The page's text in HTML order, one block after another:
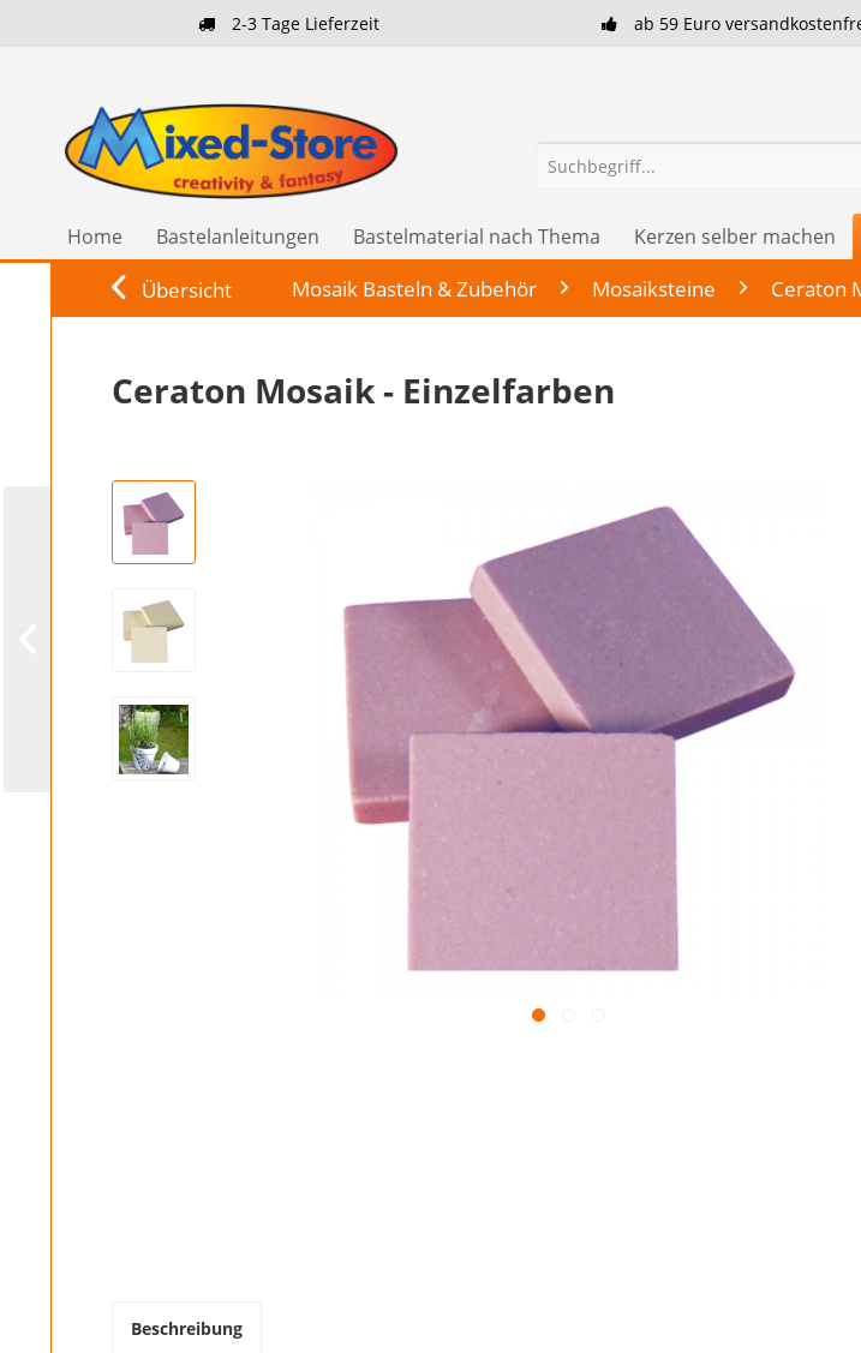
2-3 Tage Lieferzeit ab 59 Euro
Home Bastelanleitungen Bastelmaterial nach Thema Kerzen selber machen
Übersicht Mosaik Basteln & Zubehör Mosaiksteine Ceraton
Ceraton Mosaik - Einzelfarben
Beschreibung